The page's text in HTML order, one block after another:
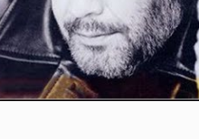
Play
Video